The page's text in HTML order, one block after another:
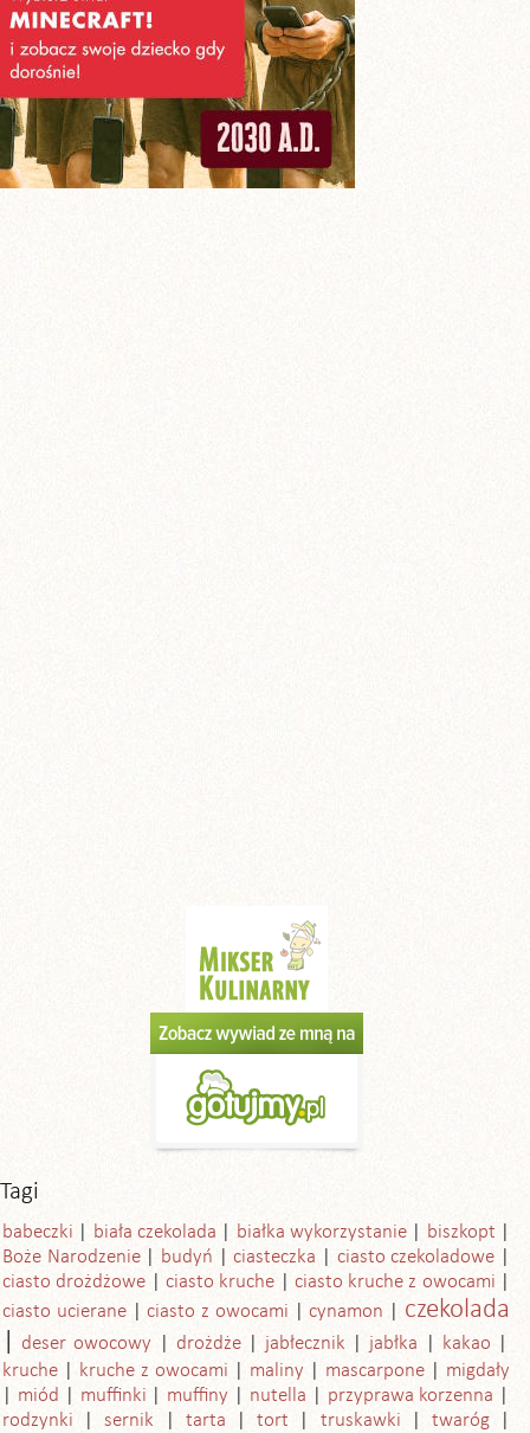
Tagi
babeczki biała czekolada białka wykorzystanie
biszkopt
Boże Narodzenie
budyń ciasteczka
ciasto czekoladowe
ciasto drożdżowe
ciasto kruche
ciasto kruche z owocami
ciasto ucierane
ciasto z owocami cynamon czekolada
deser owocowy drożdże jabłecznik jabłka
kakao
kruche
kruche z owocami maliny mascarpone
migdały
miód
muffinki muffiny nutella
przyprawa korzenna
rodzynki
sernik tarta tort truskawki
twaróg